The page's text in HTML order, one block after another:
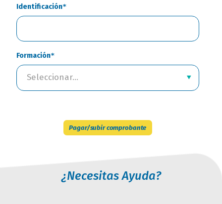
Identificación
Formación
Seleccionar...
Pagar/subir comprobante
¿Necesitas Ayuda?